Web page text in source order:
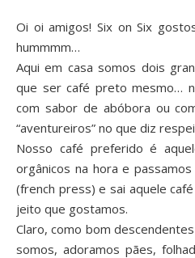
Oi oi amigos! Six on Six
hummmm…
Aqui em casa somos dois
que ser café preto mesmo…
com sabor de abóbora ou
“aventureiros” no que diz
Nosso café preferido é
orgânicos na hora e
(french press) e sai aquele
jeito que gostamos.
Claro, como bom
somos, adoramos pães,